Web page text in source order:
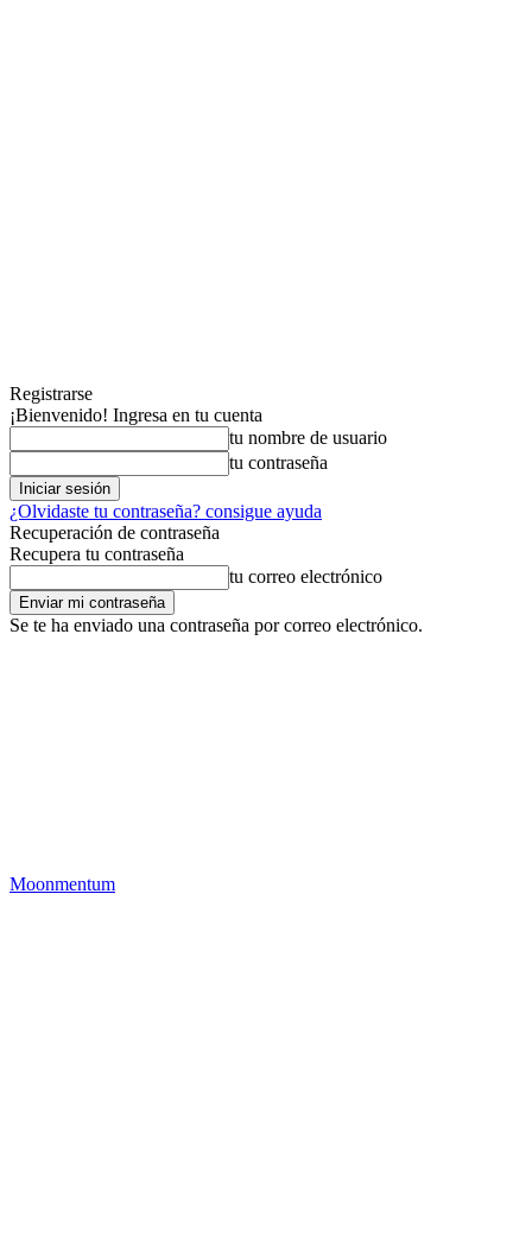
Registrarse
¡Bienvenido! Ingresa en tu cuenta
tu nombre de usuario
tu contraseña
¿Olvidaste tu contraseña? consigue ayuda
Recuperación de contraseña
Recupera tu contraseña
tu correo electrónico
Se te ha enviado una contraseña por correo electrónico.
Moonmentum